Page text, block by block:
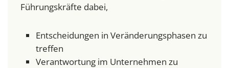
Führungskräfte dabei,
Entscheidungen in Veränderungsphasen zu
treffen
Verantwortung im Unternehmen zu